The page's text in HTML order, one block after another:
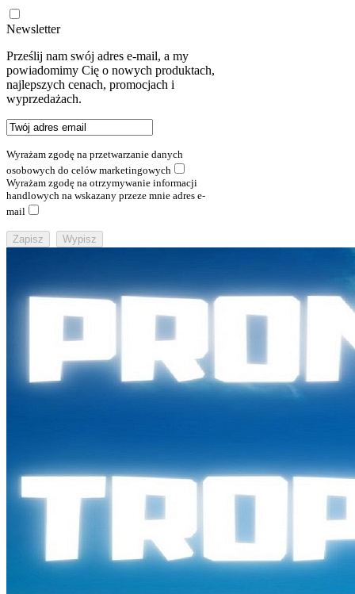
Newsletter
Prześlij nam swój adres e-mail, a my
powiadomimy Cię o nowych produktach,
najlepszych cenach, promocjach i
wyprzedażach.
Wyrażam zgodę na przetwarzanie danych
osobowych do celów marketingowych
Wyrażam zgodę na otrzymywanie informacji
handlowych na wskazany przeze mnie adres e-
mail